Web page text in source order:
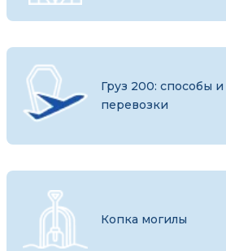
Груз 200: способы
перевозки
Копка могилы